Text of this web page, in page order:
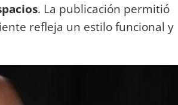
. La publicación permitió
refleja un estilo funcional y